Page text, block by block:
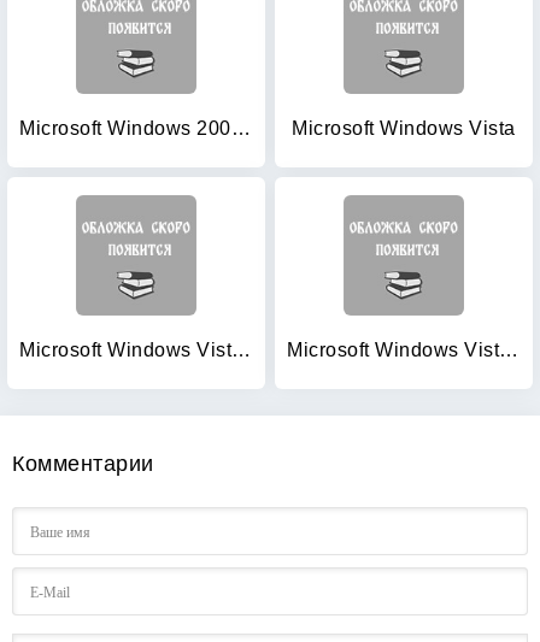
Microsoft Windows 2000: Планирование, развертывание, управление (+ CD-ROM) Microsoft Windows Vista
Microsoft Windows Vista для пользователей (+ CD-ROM) Microsoft Windows Vista: Inside Out (+ CD-ROM)
Комментарии